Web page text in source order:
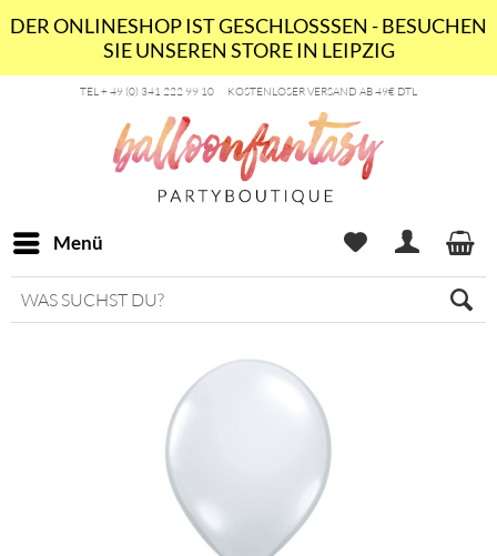
DER ONLINESHOP IST GESCHLOSSSEN - BESUCHEN
SIE UNSEREN STORE IN LEIPZIG
TEL + 49 (0) 341 222 99 10 KOSTENLOSER VERSAND AB 49€ DTL
Menü